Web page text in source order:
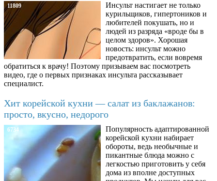
11809
Инсульт настигает не только
курильщиков, гипертоников и
любителей покушать, но и
людей из разряда «вроде бы в
целом здоров». Хорошая
новость: инсульт можно
предотвратить, если вовремя
обратиться к врачу! Поэтому призываем вас посмотреть
видео, где о первых признаках инсульта рассказывает
специалист.
Хит корейской кухни — салат из баклажанов:
просто, вкусно, недорого
6734
Популярность адаптированной
корейской кухни набирает
обороты, ведь необычные и
пикантные блюда можно с
легкостью приготовить у себя
дома из вполне доступных